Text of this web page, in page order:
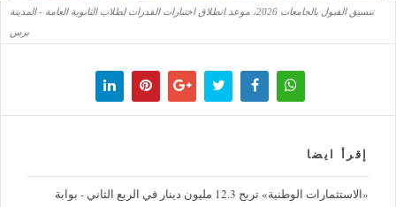
تنسيق القبول بالجامعات 2026، موعد انطلاق اختبارات القدرات لطلاب الثانوية العامة - المدينة
برس
إقرأ ايضا
«الاستثمارات الوطنية» تربح 12.3 مليون دينار في الربع الثاني - بوابة